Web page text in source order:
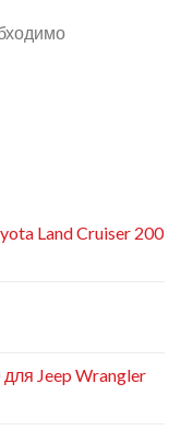
Land Cruiser 200
Jeep Wrangler